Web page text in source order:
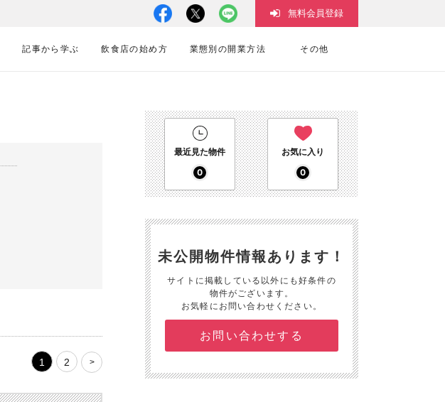
記事から学ぶ 飲食店の始め方 業態別の開業方法 その他
無料会員登録
1 2 >
最近見た物件
0
お気に入り
0
未公開物件情報あります！
サイトに掲載している以外にも好条件の
物件がございます。
お気軽にお問い合わせください。
お問い合わせする